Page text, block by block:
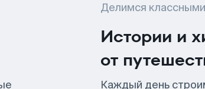
Делимся
Истории и
от
Каждый день